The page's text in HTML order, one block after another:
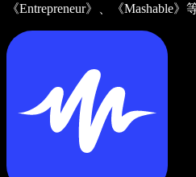
《Entrepreneur》、《Mashable》